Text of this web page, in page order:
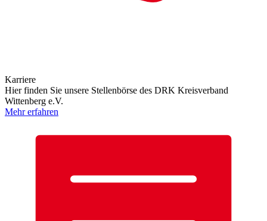
Karriere
Hier finden Sie unsere Stellenbörse des DRK Kreisverband
Wittenberg e.V.
Mehr erfahren